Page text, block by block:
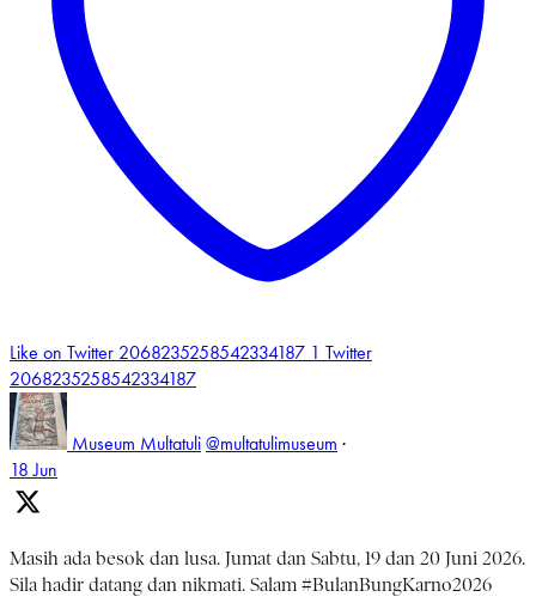
Like on Twitter 2068235258542334187 1 Twitter
2068235258542334187
Museum Multatuli @multatulimuseum ·
18 Jun
Masih ada besok dan lusa. Jumat dan Sabtu, 19 dan 20 Juni 2026.
Sila hadir datang dan nikmati. Salam #BulanBungKarno2026